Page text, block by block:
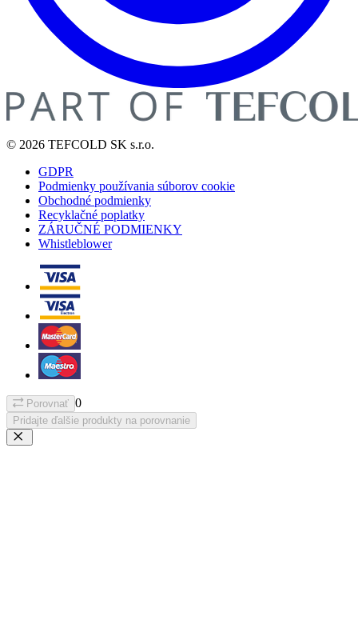
© 2026 TEFCOLD SK s.r.o.
GDPR
Podmienky používania súborov cookie
Obchodné podmienky
Recyklačné poplatky
ZÁRUČNÉ PODMIENKY
Whistleblower
Porovnať 0
Pridajte ďalšie produkty na porovnanie